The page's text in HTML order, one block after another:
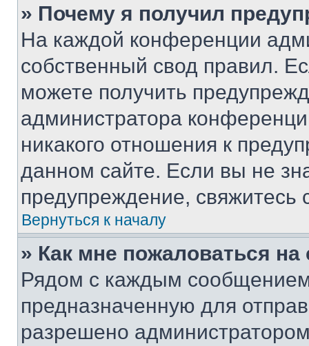
» Почему я получил
На каждой конференции
собственный свод правил.
можете получить
администратора
никакого отношения к
данном сайте. Если вы не
предупреждение,
Вернуться к началу
» Как мне пожаловаться
Рядом с каждым сообщением
предназначенную для
разрешено